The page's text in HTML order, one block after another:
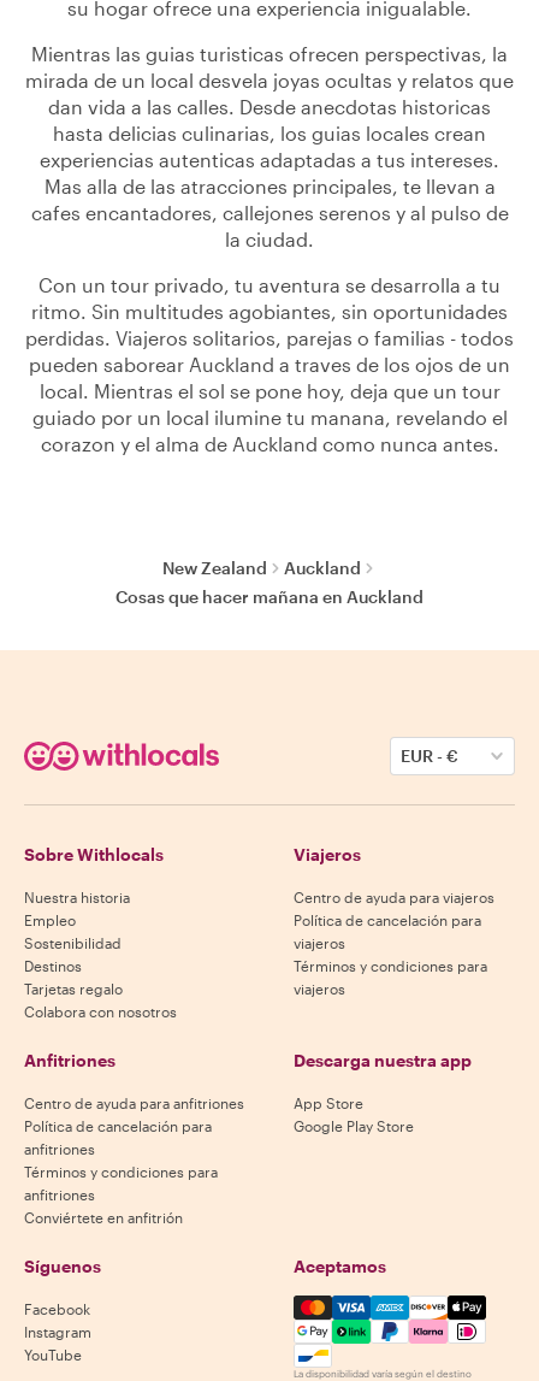
su hogar ofrece una experiencia inigualable.
Mientras las guias turisticas ofrecen perspectivas, la
mirada de un local desvela joyas ocultas y relatos que
dan vida a las calles. Desde anecdotas historicas
hasta delicias culinarias, los guias locales crean
experiencias autenticas adaptadas a tus intereses.
Mas alla de las atracciones principales, te llevan a
cafes encantadores, callejones serenos y al pulso de
la ciudad.
Con un tour privado, tu aventura se desarrolla a tu
ritmo. Sin multitudes agobiantes, sin oportunidades
perdidas. Viajeros solitarios, parejas o familias - todos
pueden saborear Auckland a traves de los ojos de un
local. Mientras el sol se pone hoy, deja que un tour
guiado por un local ilumine tu manana, revelando el
corazon y el alma de Auckland como nunca antes.
New Zealand
Auckland
Cosas que hacer mañana en Auckland
EUR-€
Sobre Withlocals
Nuestra historia
Empleo
Sostenibilidad
Destinos
Tarjetas regalo
Colabora con nosotros
Viajeros
Centro de ayuda para viajeros
Política de cancelación para
viajeros
Términos y condiciones para
viajeros
Anfitriones
Centro de ayuda para anfitriones
Política de cancelación para
anfitriones
Términos y condiciones para
anfitriones
Conviértete en anfitrión
Descarga nuestra app
App Store
Google Play Store
Síguenos
Facebook
Instagram
YouTube
Aceptamos
Mastercard, Visa, Amex,
La disponibilidad varía según el destino